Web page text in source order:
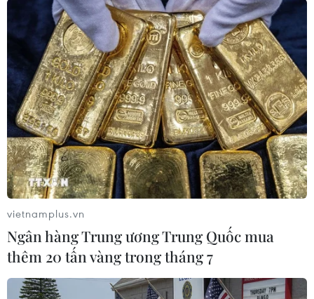
Theo lịch thi đấu, sau môn bóng đá, đoàn Thể
thao Việt Nam sẽ chính thức vào cuộc thi đấu tại
SEA Games 30 kể từ ngày 1/12 và có thể giành
được huy chương Vàng ngay trong ngày đầu
tiên với hy vọng ở các môn cử tạ, Wushu,
Kurash và Arnis./.
vietnamplus.vn
Ngân hàng Trung ương Trung Quốc mua
thêm 20 tấn vàng trong tháng 7